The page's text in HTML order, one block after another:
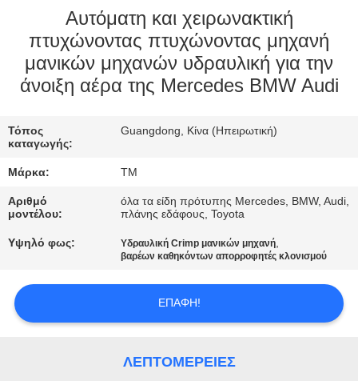
ΞΕΝΆΓΗΣΗ
ΣΤΟ
ΕΡΓΟΣΤΆΣΙΟ
ΕΛΕΓΧΟΣ
ΠΟΙΌΤΗΤΑΣ
ΕΠΙΚΟΙΝΩΝΉΣΤΕ
ΜΑΖΊ
ΝΈΑ
Αυτόματη και χειρωνακτική
πτυχώνοντας πτυχώνοντας μηχανή
μανικών μηχανών υδραυλική για την
άνοιξη αέρα της Mercedes BMW Audi
Τόπος
καταγωγής:
Guangdong, Κίνα (Ηπειρωτική)
Μάρκα: TM
Αριθμό
μοντέλου:
όλα τα είδη πρότυπης Mercedes, BMW, Audi,
πλάνης εδάφους, Toyota
Υψηλό φως: Υδραυλική Crimp μανικών μηχανή,
βαρέων καθηκόντων απορροφητές κλονισμού
ΕΠΑΦΉ!
ΛΕΠΤΟΜΈΡΕΙΕΣ